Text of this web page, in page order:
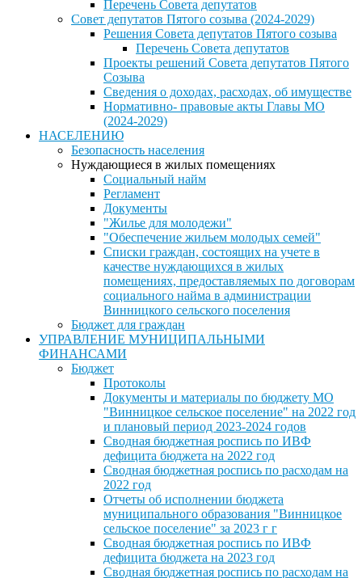
Перечень Совета депутатов
Совет депутатов Пятого созыва (2024-2029)
Решения Совета депутатов Пятого созыва
Перечень Совета депутатов
Проекты решений Совета депутатов Пятого
Созыва
Сведения о доходах, расходах, об имуществе
Нормативно- правовые акты Главы МО
(2024-2029)
НАСЕЛЕНИЮ
Безопасность населения
Нуждающиеся в жилых помещениях
Социальный найм
Регламент
Документы
"Жилье для молодежи"
"Обеспечение жильем молодых семей"
Списки граждан, состоящих на учете в
качестве нуждающихся в жилых
помещениях, предоставляемых по договорам
социального найма в администрации
Винницкого сельского поселения
Бюджет для граждан
УПРАВЛЕНИЕ МУНИЦИПАЛЬНЫМИ
ФИНАНСАМИ
Бюджет
Протоколы
Документы и материалы по бюджету МО
"Винницкое сельское поселение" на 2022 год
и плановый период 2023-2024 годов
Сводная бюджетная роспись по ИВФ
дефицита бюджета на 2022 год
Сводная бюджетная роспись по расходам на
2022 год
Отчеты об исполнении бюджета
муниципального образования "Винницкое
сельское поселение" за 2023 г г
Сводная бюджетная роспись по ИВФ
дефицита бюджета на 2023 год
Сводная бюджетная роспись по расходам на